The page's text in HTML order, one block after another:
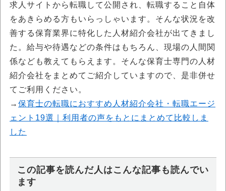
求人サイトから転職して公開され、転職すること自体
をあきらめる方もいらっしゃいます。そんな状況を改
善する保育業界に特化した人材紹介会社が出てきまし
た。給与や待遇などの条件はもちろん、現場の人間関
係なども教えてもらえます。そんな保育士専門の人材
紹介会社をまとめてご紹介していますので、是非併せ
てご利用ください。
→ 保育士の転職におすすめ人材紹介会社・転職エージ
ェント19選｜利用者の声をもとにまとめて比較しま
した
この記事を読んだ人はこんな記事も読んでい
ます